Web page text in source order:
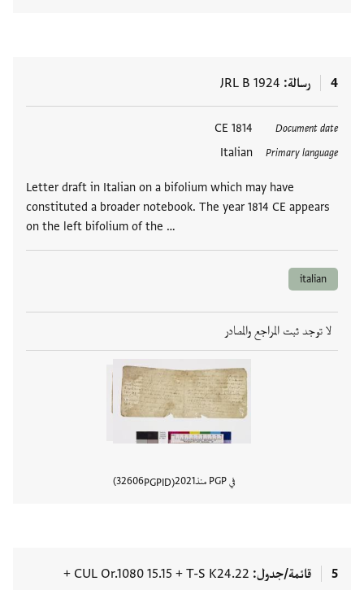
4 رسالة JRL B 1924
Document date
1814 CE
Primary language
Italian
Letter draft in Italian on a bifolium which may have
constituted a broader notebook. The year 1814 CE appears
on the left bifolium of the …
العلامات
italian
لا توجد ثبت المراجع والمصادر
في PGP منذ 2021
PGPID
32606
5 قائمة/جدول T-S K24.22
+
CUL Or.1080 15.15
+